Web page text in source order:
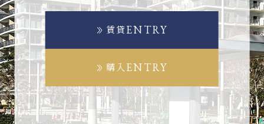
賃貸 ENTRY
購入 ENTRY